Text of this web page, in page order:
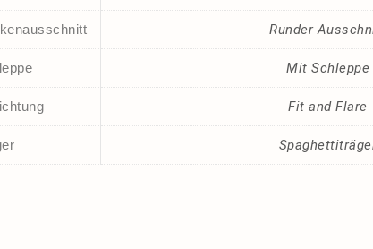
Runder
Mit Schleppe
Fit and Flare